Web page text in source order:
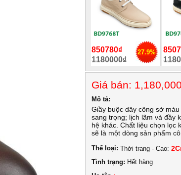
850780₫
1180000₫
27.9%
Giá bán:
Mô tả:
Giầy buộc dây công sở
sang trọng; lịch lãm và đầy
hệ khác. Chất liệu chọn lọc
sẽ là một dòng sản phẩm
Thể loại: Thời trang - Cao:
Tình trạng: Hết hàng